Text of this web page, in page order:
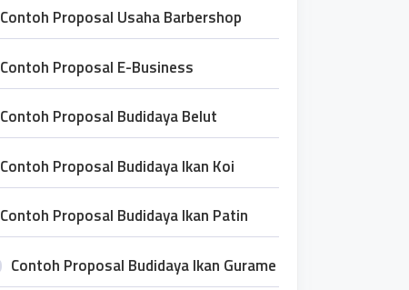
Contoh Proposal Usaha Barbershop
Contoh Proposal E-Business
Contoh Proposal Budidaya Belut
Contoh Proposal Budidaya Ikan Koi
Contoh Proposal Budidaya Ikan Patin
Contoh Proposal Budidaya Ikan Gurame